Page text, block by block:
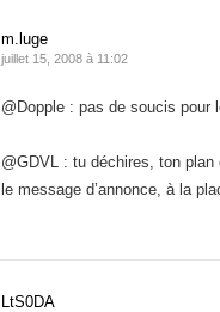
m.luge
juillet 15, 2008 à 11:02
@Dopple : pas de soucis pour
@GDVL : tu déchires, ton
le message d’annonce, à la
LtS0DA